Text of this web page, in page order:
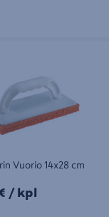
Vuorio 14x28 cm
kpl
/ kpl